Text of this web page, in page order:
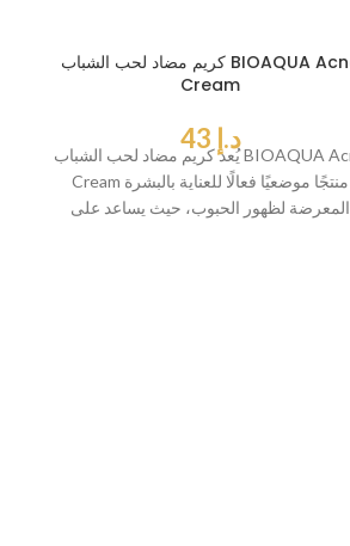
كريم مضاد لحب الشباب BIOAQUA Acne
Cream
د.إ
يُعد كريم مضاد لحب الشباب BIOAQUA Acne
Cream منتجًا موضعيًا فعالًا للعناية بالبشرة
المعرضة لظهور الحبوب، حيث يساعد على